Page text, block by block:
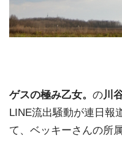
ゲスの極み乙女。 の川
LINE流出騒動が連日報
て、ベッキーさんの所